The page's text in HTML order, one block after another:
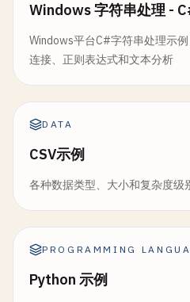
Windows 字符串处理 -
Windows平台C#字符串处理示例
连接、正则表达式和文本分析
DATA
CSV示例
各种数据类型、大小和复杂度级
PROGRAMMING
Python 示例